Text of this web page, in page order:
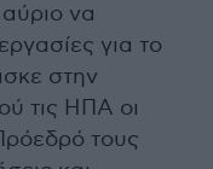
να
για το
στην
τις ΗΠΑ οι
τους